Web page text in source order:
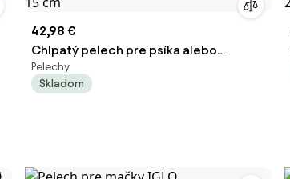
42,98 €
Chlpatý pelech pre psíka alebo
mačičku v imitácii žirafie kože - 55 * 42
* 15 cm
Pelechy
Skladom